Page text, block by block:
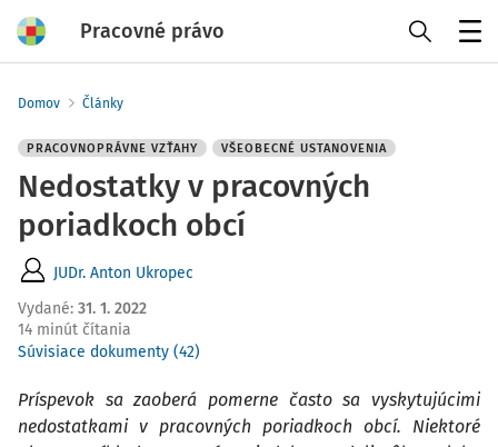
Pracovné právo
Domov Články
PRACOVNOPRÁVNE VZŤAHY VŠEOBECNÉ USTANOVENIA
Nedostatky v pracovných
poriadkoch obcí
JUDr. Anton Ukropec
Vydané: 31. 1. 2022
14 minút čítania
Súvisiace dokumenty (42)
Príspevok sa zaoberá pomerne často sa vyskytujúcimi
nedostatkami v pracovných poriadkoch obcí. Niektoré